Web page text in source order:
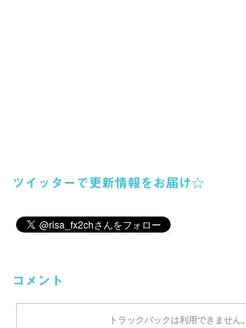
ツイッターで更新情報をお届け☆
コメント
トラックバックは利用できません。